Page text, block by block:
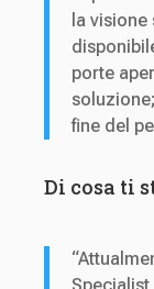
la
porte
fine del
Di cosa ti